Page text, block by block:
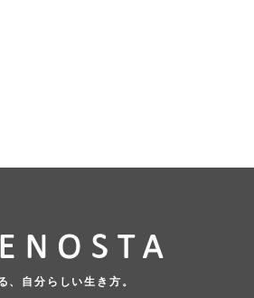
、自分らしい生き方。